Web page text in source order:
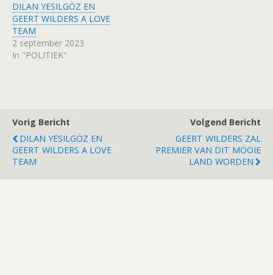
DILAN YESILGÖZ EN
GEERT WILDERS A LOVE
TEAM
2 september 2023
In "POLITIEK"
Vorig Bericht
DILAN YESILGÖZ EN
GEERT WILDERS A LOVE
TEAM
Volgend Bericht
GEERT WILDERS ZAL
PREMIER VAN DIT MOOIE
LAND WORDEN